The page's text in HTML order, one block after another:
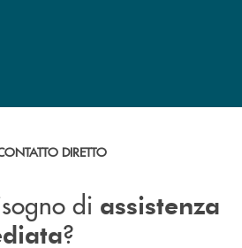
di assistenza immediata ?
DIRETTO
di assistenza
?